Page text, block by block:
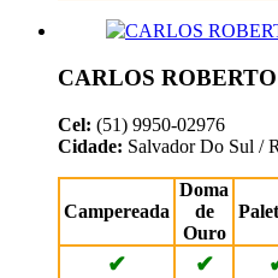
CARLOS
Cel: (51) 9950-02976
Cidade: Salvador Do Sul /
Campereada
Doma
de
Ouro
✔ ✔